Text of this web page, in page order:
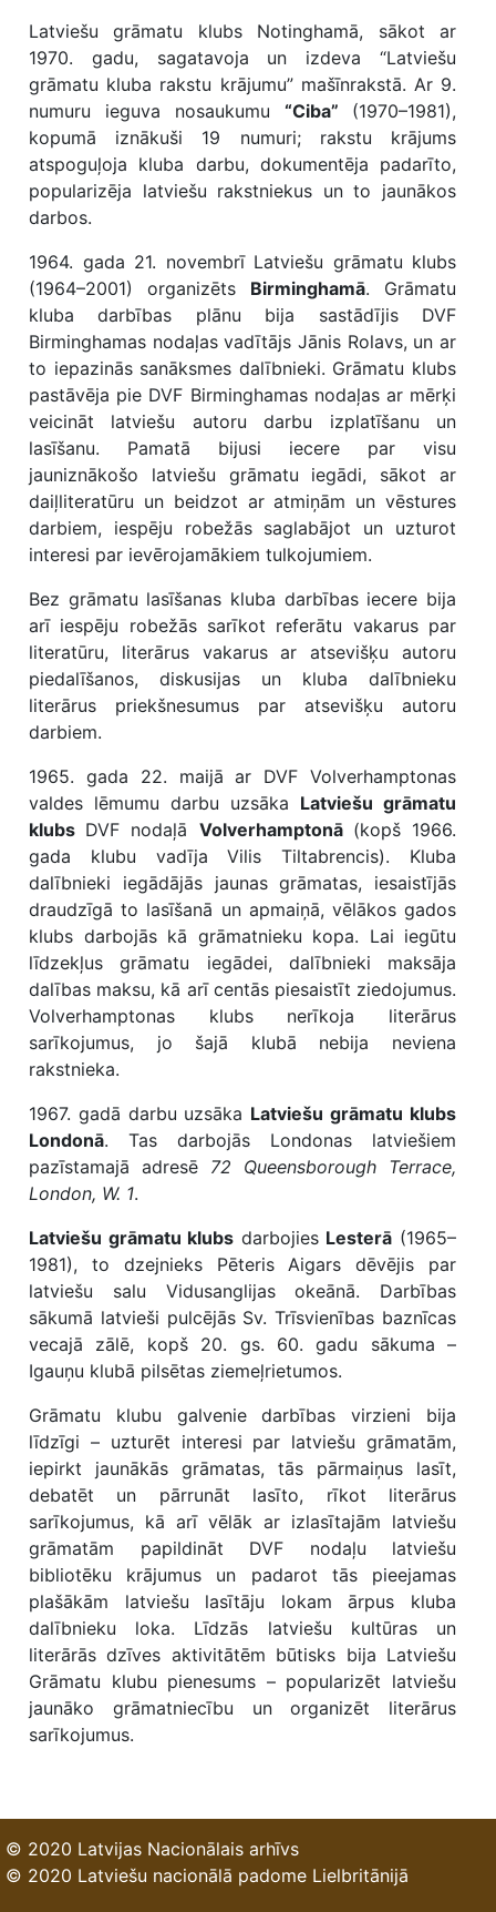
Latviešu grāmatu klubs Notinghamā, sākot ar
1970. gadu, sagatavoja un izdeva “Latviešu
grāmatu kluba rakstu krājumu” mašīnrakstā. Ar 9.
numuru ieguva nosaukumu “Ciba” (1970–1981),
kopumā iznākuši 19 numuri; rakstu krājums
atspoguļoja kluba darbu, dokumentēja padarīto,
popularizēja latviešu rakstniekus un to jaunākos
darbos.
1964. gada 21. novembrī Latviešu grāmatu klubs
(1964–2001) organizēts Birminghamā. Grāmatu
kluba darbības plānu bija sastādījis DVF
Birminghamas nodaļas vadītājs Jānis Rolavs, un ar
to iepazinās sanāksmes dalībnieki. Grāmatu klubs
pastāvēja pie DVF Birminghamas nodaļas ar mērķi
veicināt latviešu autoru darbu izplatīšanu un
lasīšanu. Pamatā bijusi iecere par visu
jauniznākošo latviešu grāmatu iegādi, sākot ar
daiļliteratūru un beidzot ar atmiņām un vēstures
darbiem, iespēju robežās saglabājot un uzturot
interesi par ievērojamākiem tulkojumiem.
Bez grāmatu lasīšanas kluba darbības iecere bija
arī iespēju robežās sarīkot referātu vakarus par
literatūru, literārus vakarus ar atsevišķu autoru
piedalīšanos, diskusijas un kluba dalībnieku
literārus priekšnesumus par atsevišķu autoru
darbiem.
1965. gada 22. maijā ar DVF Volverhamptonas
valdes lēmumu darbu uzsāka Latviešu grāmatu
klubs DVF nodaļā Volverhamptonā (kopš 1966.
gada klubu vadīja Vilis Tiltabrencis). Kluba
dalībnieki iegādājās jaunas grāmatas, iesaistījās
draudzīgā to lasīšanā un apmaiņā, vēlākos gados
klubs darbojās kā grāmatnieku kopa. Lai iegūtu
līdzekļus grāmatu iegādei, dalībnieki maksāja
dalības maksu, kā arī centās piesaistīt ziedojumus.
Volverhamptonas klubs nerīkoja literārus
sarīkojumus, jo šajā klubā nebija neviena
rakstnieka.
1967. gadā darbu uzsāka Latviešu grāmatu klubs
Londonā. Tas darbojās Londonas latviešiem
pazīstamajā adresē 72 Queensborough Terrace,
London, W. 1.
Latviešu grāmatu klubs darbojies Lesterā (1965–
1981), to dzejnieks Pēteris Aigars dēvējis par
latviešu salu Vidusanglijas okeānā. Darbības
sākumā latvieši pulcējās Sv. Trīsvienības baznīcas
vecajā zālē, kopš 20. gs. 60. gadu sākuma –
Igauņu klubā pilsētas ziemeļrietumos.
Grāmatu klubu galvenie darbības virzieni bija
līdzīgi – uzturēt interesi par latviešu grāmatām,
iepirkt jaunākās grāmatas, tās pārmaiņus lasīt,
debatēt un pārrunāt lasīto, rīkot literārus
sarīkojumus, kā arī vēlāk ar izlasītajām latviešu
grāmatām papildināt DVF nodaļu latviešu
bibliotēku krājumus un padarot tās pieejamas
plašākām latviešu lasītāju lokam ārpus kluba
dalībnieku loka. Līdzās latviešu kultūras un
literārās dzīves aktivitātēm būtisks bija Latviešu
Grāmatu klubu pienesums – popularizēt latviešu
jaunāko grāmatniecību un organizēt literārus
sarīkojumus.
© 2020 Latvijas Nacionālais arhīvs
© 2020 Latviešu nacionālā padome Lielbritānijā